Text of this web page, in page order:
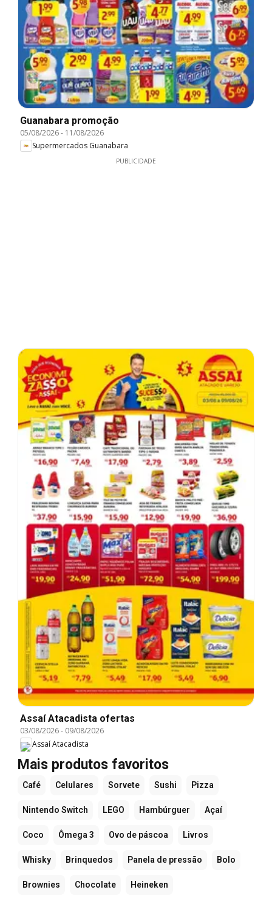
Guanabara promoção
05/08/2026- 11/08/2026
Supermercados Guanabara
PUBLICIDADE
Assaí Atacadista ofertas
03/08/2026- 09/08/2026
Assaí Atacadista
Mais produtos favoritos
Café Celulares Sorvete Sushi Pizza
Nintendo Switch LEGO Hambúrguer Açaí
Coco Ômega 3 Ovo de páscoa Livros
Whisky Brinquedos Panela de pressão Bolo
Brownies Chocolate Heineken